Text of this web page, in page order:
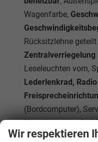
Wagenfarbe,
Rücksitzlehne
Leseleuchten vorn,
Lederlenkrad, Radio
(Bordcomputer),
Notrufsystem eCall,
Spurhalteassistent,
Wir respektieren